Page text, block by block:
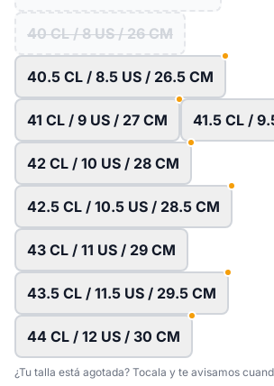
40 CL / 8 US / 26 CM
40.5 CL / 8.5 US / 26.5 CM
41 CL / 9 US / 27 CM 41.5 CL /
42 CL / 10 US / 28 CM
42.5 CL / 10.5 US / 28.5 CM
43 CL / 11 US / 29 CM
43.5 CL / 11.5 US / 29.5 CM
44 CL / 12 US / 30 CM
¿Tu talla está agotada? Tocala y te avisamos